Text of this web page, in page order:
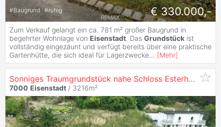
#Baugrund #ruhig € 330.000,-
Zum Verkauf gelangt ein ca. 781 m² großer Baugrund in
begehrter Wohnlage von Eisenstadt. Das Grundstück ist
vollständig eingezäunt und verfügt bereits über eine praktische
Gartenhütte, die sich ideal für Lagerzwecke... [Mehr]
Sonniges Traumgrundstück nahe Schloss Esterházy
7000 Eisenstadt / 3216m²